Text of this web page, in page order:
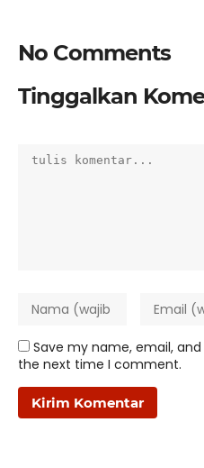
No Comments
Tinggalkan
Save my name, email,
the next time I comment.